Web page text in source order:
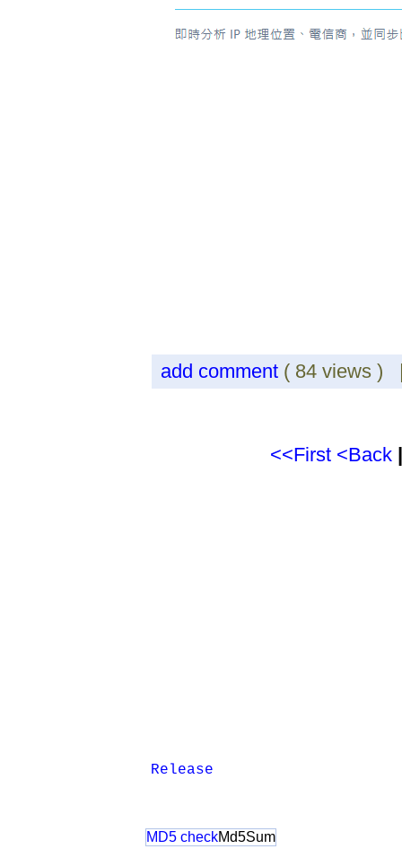
add comment ( 84 views
<<First <Back
Release
MD5 checkMd5Sum